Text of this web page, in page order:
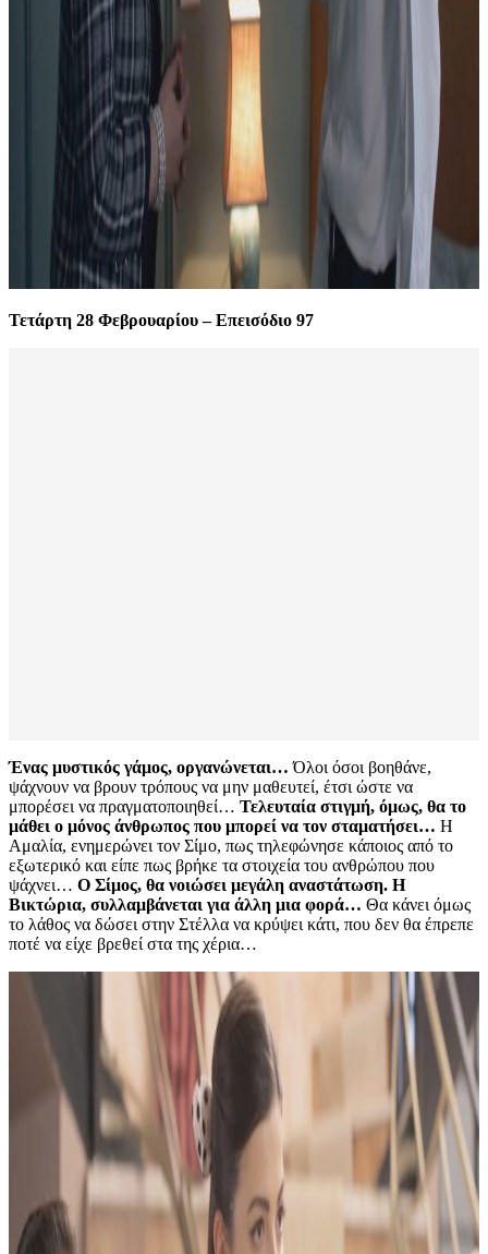
Τετάρτη 28 Φεβρουαρίου – Επεισόδιο 97
Ένας μυστικός γάμος, οργανώνεται… Όλοι όσοι βοηθάνε,
ψάχνουν να βρουν τρόπους να μην μαθευτεί, έτσι ώστε να
μπορέσει να πραγματοποιηθεί… Τελευταία στιγμή, όμως, θα το
μάθει o μόνος άνθρωπος που μπορεί να τον σταματήσει… Η
Αμαλία, ενημερώνει τον Σίμο, πως τηλεφώνησε κάποιος από το
εξωτερικό και είπε πως βρήκε τα στοιχεία του ανθρώπου που
ψάχνει… Ο Σίμος, θα νοιώσει μεγάλη αναστάτωση. Η
Βικτώρια, συλλαμβάνεται για άλλη μια φορά… Θα κάνει όμως
το λάθος να δώσει στην Στέλλα να κρύψει κάτι, που δεν θα έπρεπε
ποτέ να είχε βρεθεί στα της χέρια…